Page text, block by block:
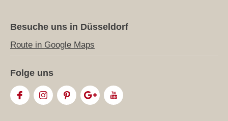
Besuche uns in Düsseldorf
Route in Google Maps
Folge uns